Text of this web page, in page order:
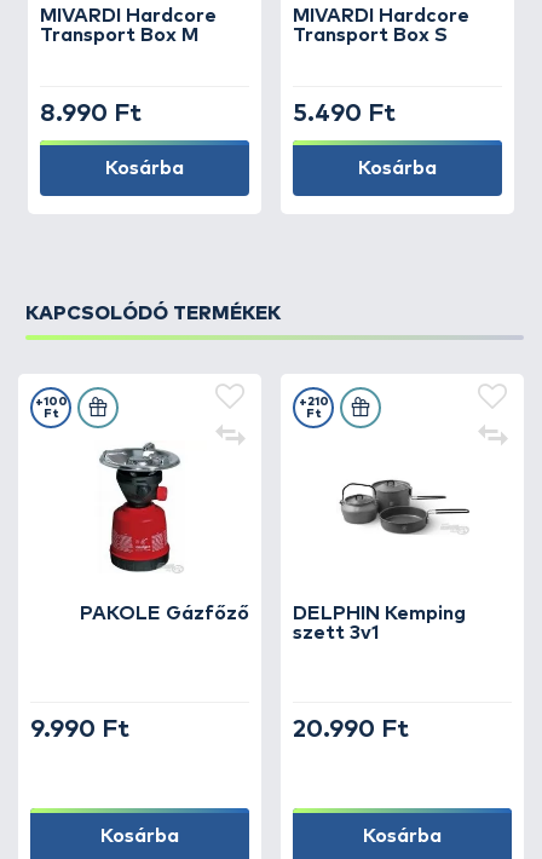
MIVARDI
Hardcore
Transport Box M
8.990 Ft
Kosárba
MIVARDI
Hardcore
Transport Box S
5.490 Ft
Kosárba
KAPCSOLÓDÓ TERMÉKEK
PAKOLE Gázfőző
+100
Ft
9.990 Ft
Kosárba
DELPHIN Kemping
szett 3v1
+210
Ft
20.990 Ft
Kosárba